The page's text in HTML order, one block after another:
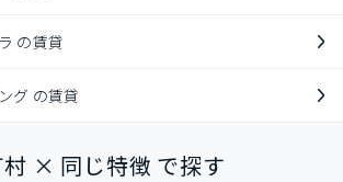
の賃貸
グ の賃貸
× 同じ特徴 で探す